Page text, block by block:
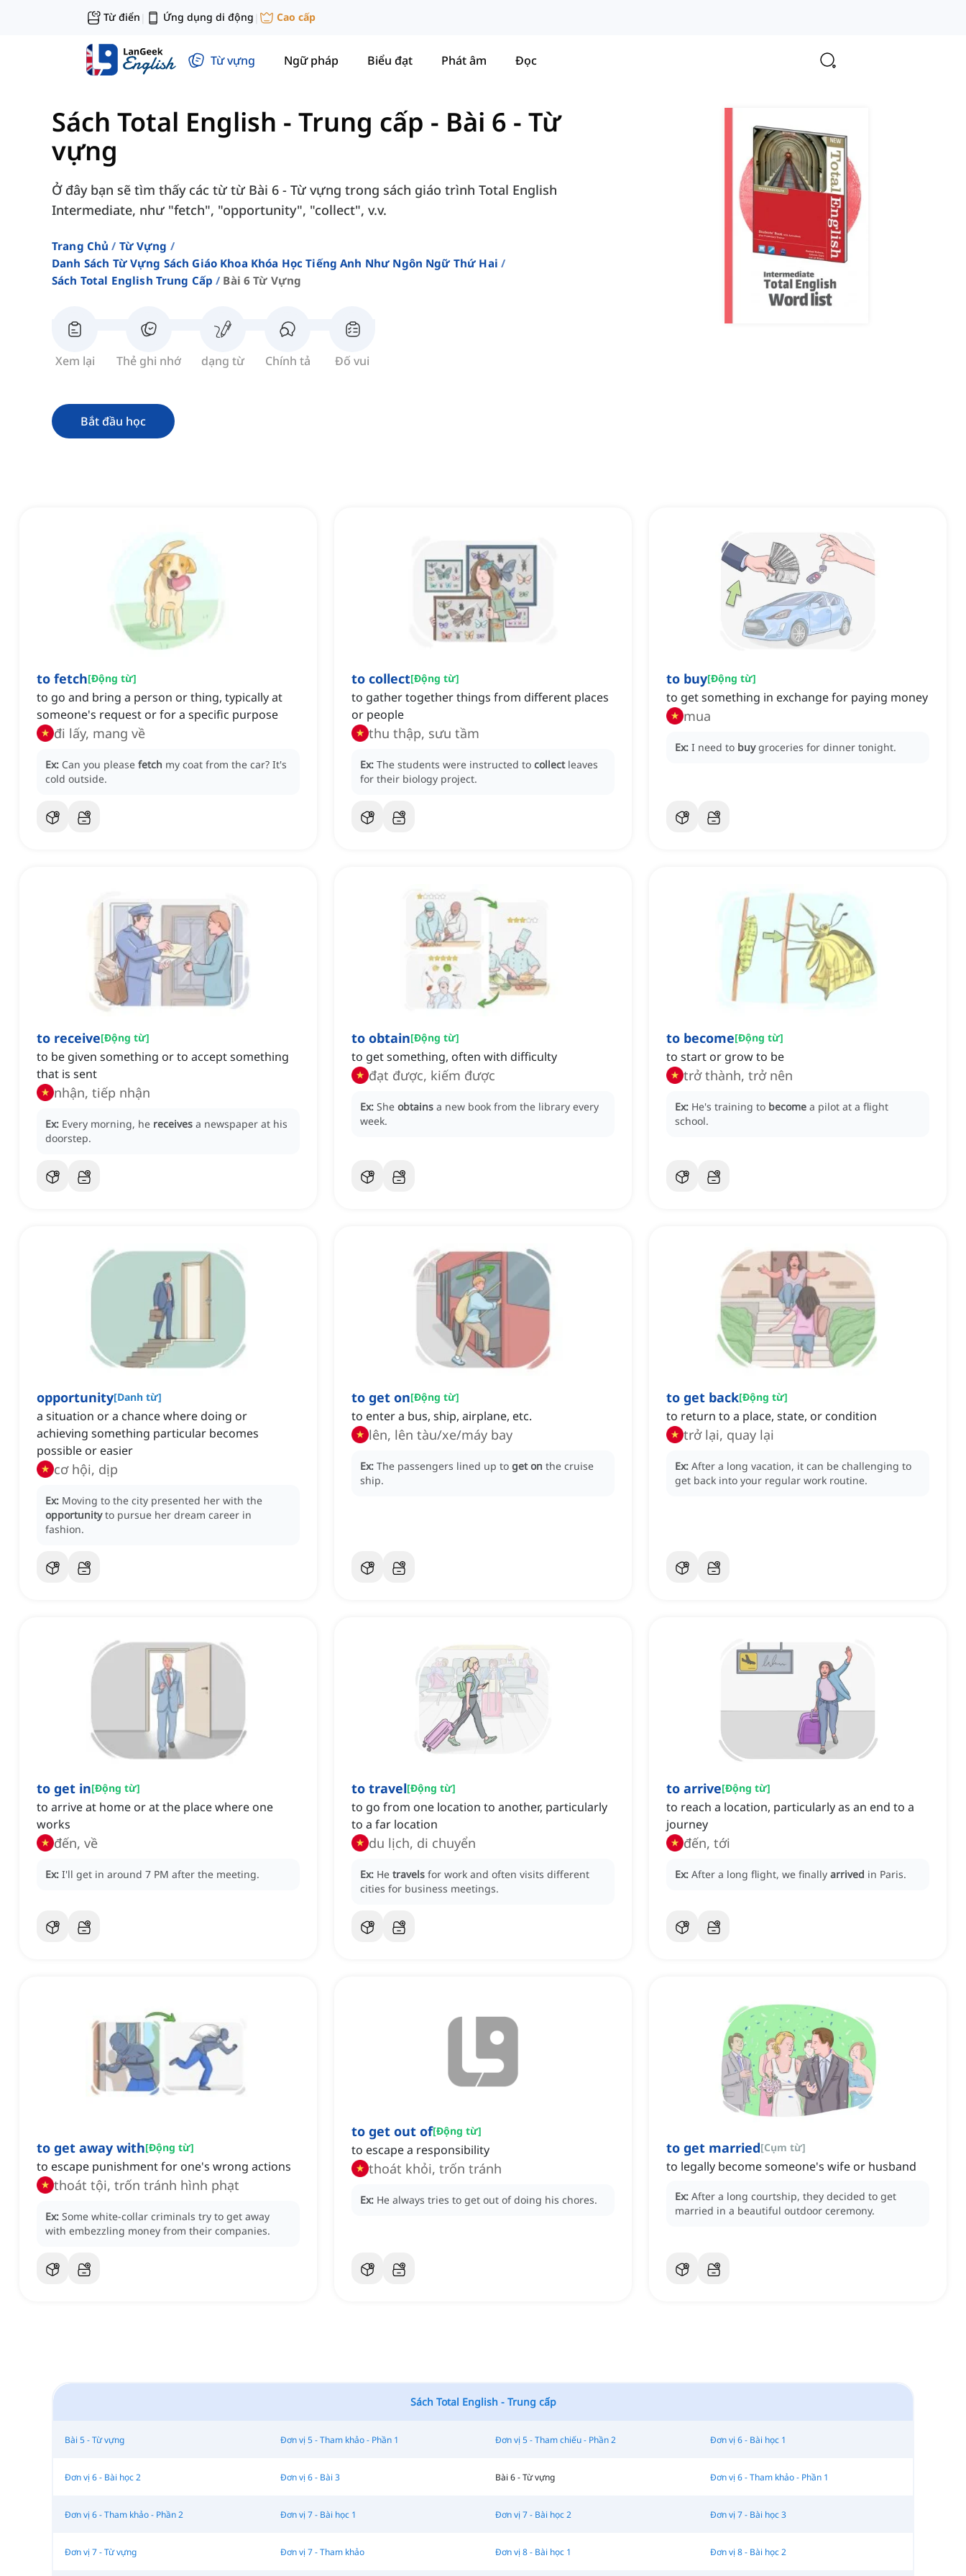
Từ điển | Ứng dụng di động | Cao cấp
Từ vựng Ngữ pháp Biểu đạt Phát âm Đọc
Sách Total English - Trung cấp - Bài 6 - Từ
vựng
Ở đây bạn sẽ tìm thấy các từ từ Bài 6 - Từ vựng trong sách giáo trình Total English
Intermediate, như "fetch", "opportunity", "collect", v.v.
Trang Chủ
Từ Vựng
Danh Sách Từ Vựng Sách Giáo Khoa Khóa Học Tiếng Anh Như Ngôn Ngữ Thứ Hai
Sách Total English Trung Cấp
Bài 6 Từ Vựng
Xem lại Thẻ ghi nhớ dạng từ Chính tả Đố vui
Bắt đầu học
to fetch[Động từ]
to go and bring a person or thing, typically at
someone's request or for a specific purpose
đi lấy, mang về
Ex: Can you please fetch my coat from the car? It's
cold outside.
to collect[Động từ]
to gather together things from different places
or people
thu thập, sưu tầm
Ex: The students were instructed to collect leaves
for their biology project.
to buy[Động từ]
to get something in exchange for paying money
mua
Ex: I need to buy groceries for dinner tonight.
to receive[Động từ]
to be given something or to accept something
that is sent
nhận, tiếp nhận
Ex: Every morning, he receives a newspaper at his
doorstep.
to obtain[Động từ]
to get something, often with difficulty
đạt được, kiếm được
Ex: She obtains a new book from the library every
week.
to become[Động từ]
to start or grow to be
trở thành, trở nên
Ex: He's training to become a pilot at a flight
school.
opportunity[Danh từ]
a situation or a chance where doing or
achieving something particular becomes
possible or easier
cơ hội, dịp
Ex: Moving to the city presented her with the
opportunity to pursue her dream career in
fashion.
to get on[Động từ]
to enter a bus, ship, airplane, etc.
lên, lên tàu/xe/máy bay
Ex: The passengers lined up to get on the cruise
ship.
to get back[Động từ]
to return to a place, state, or condition
trở lại, quay lại
Ex: After a long vacation, it can be challenging to
get back into your regular work routine.
to get in[Động từ]
to arrive at home or at the place where one
works
đến, về
Ex: I'll get in around 7 PM after the meeting.
to travel[Động từ]
to go from one location to another, particularly
to a far location
du lịch, di chuyển
Ex: He travels for work and often visits different
cities for business meetings.
to arrive[Động từ]
to reach a location, particularly as an end to a
journey
đến, tới
Ex: After a long flight, we finally arrived in Paris.
to get away with[Động từ]
to escape punishment for one's wrong actions
thoát tội, trốn tránh hình phạt
Ex: Some white-collar criminals try to get away
with embezzling money from their companies.
to get out of[Động từ]
to escape a responsibility
thoát khỏi, trốn tránh
Ex: He always tries to get out of doing his chores.
to get married[Cụm từ]
to legally become someone's wife or husband
Ex: After a long courtship, they decided to get
married in a beautiful outdoor ceremony.
Sách Total English - Trung cấp
Bài 5 - Từ vựng Đơn vị 5 - Tham khảo - Phần 1 Đơn vị 5 - Tham chiếu - Phần 2 Đơn vị 6 - Bài học 1
Đơn vị 6 - Bài học 2 Đơn vị 6 - Bài 3 Bài 6 - Từ vựng Đơn vị 6 - Tham khảo - Phần 1
Đơn vị 6 - Tham khảo - Phần 2 Đơn vị 7 - Bài học 1 Đơn vị 7 - Bài học 2 Đơn vị 7 - Bài học 3
Đơn vị 7 - Từ vựng Đơn vị 7 - Tham khảo Đơn vị 8 - Bài học 1 Đơn vị 8 - Bài học 2